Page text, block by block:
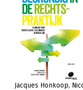
Jacques Honkoop